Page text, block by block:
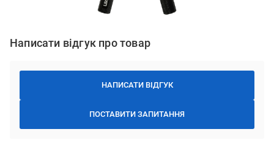
Написати відгук про товар
НАПИСАТИ ВІДГУК
ПОСТАВИТИ ЗАПИТАННЯ